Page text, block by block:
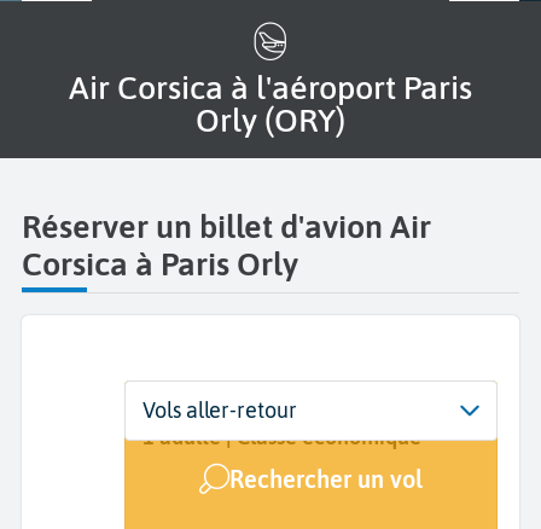
Air Corsica à l'aéroport Paris
Orly (ORY)
Réserver un billet d'avion Air
Corsica à Paris Orly
Départ
Paris Orly (ORY)
Dates
Dates de votre voyage
Voyageurs | Classe
1 adulte | Classe économique
Rechercher un vol
Vols aller-retour